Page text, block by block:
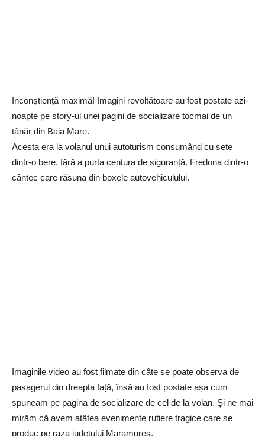
Inconștiență maximă! Imagini revoltătoare au fost postate azi-
noapte pe story-ul unei pagini de socializare tocmai de un
tânăr din Baia Mare.
Acesta era la volanul unui autoturism consumând cu sete
dintr-o bere, fără a purta centura de siguranță. Fredona dintr-o
cântec care răsuna din boxele autovehiculului.
Imaginile video au fost filmate din câte se poate observa de
pasagerul din dreapta față, însă au fost postate așa cum
spuneam pe pagina de socializare de cel de la volan. Și ne mai
mirăm că avem atâtea evenimente rutiere tragice care se
produc pe raza județului Maramureș.